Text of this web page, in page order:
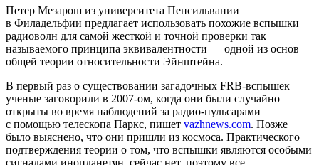
Петер Мезарош из университета Пенсильвании
в Филадельфии предлагает использовать похожие вспышки
радиоволн для самой жесткой и точной проверки так
называемого принципа эквивалентности — одной из основ
общей теории относительности Эйнштейна.
В первый раз о существовании загадочных FRB-вспышек
ученые заговорили в 2007-ом, когда они были случайно
открыты во время наблюдений за радио-пульсарами
с помощью телескопа Паркс, пишет vazhnews.com. Позже
было выяснено, что они пришли из космоса. Практического
подтверждения теории о том, что вспышки являются особыми